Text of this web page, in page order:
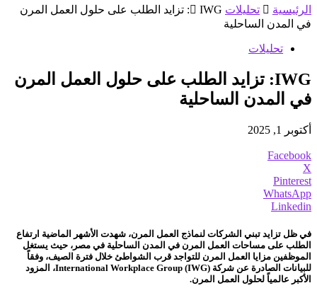
الرئيسية تحليلات
IWG: تزايد الطلب على حلول العمل المرن
في المدن الساحلية
تحليلات
IWG: تزايد الطلب على حلول العمل المرن
في المدن الساحلية
أكتوبر 1, 2025
Facebook
X
Pinterest
WhatsApp
Linkedin
في ظل تزايد تبني الشركات لنماذج العمل المرن، شهدت الأشهر الماضية ارتفاع
الطلب على مساحات العمل المرن في المدن الساحلية في مصر، حيث يستغل
الموظفين مزايا العمل المرن للتواجد قرب الشواطئ خلال فترة الصيف، وفقاً
للبيانات الصادرة عن شركة International Workplace Group (IWG)، المزود
الأكبر عالمياً لحلول العمل المرن.